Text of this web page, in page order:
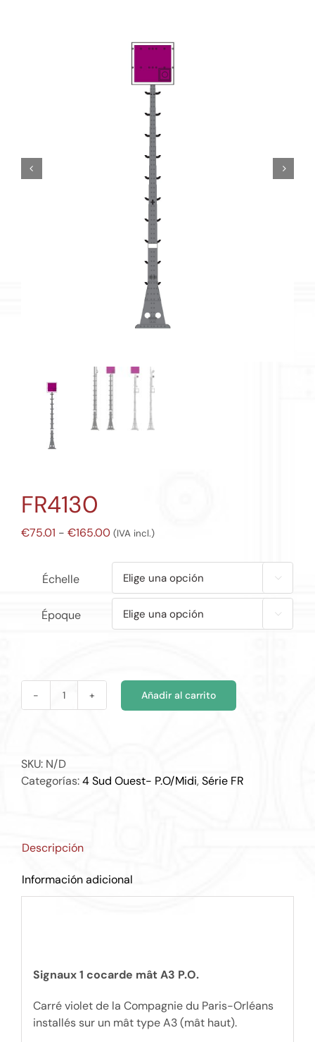
FR4130
€75.01 - €165.00Rango
precios:
desde
€75.01
hasta
€165.00
(IVA incl.)
Échelle 
Époque 
FR4130
Añadir al carrito
SKU: N/D
Categorías:4 Sud Ouest- P.O/Midi,Série FR
Descripción
Información adicional
Signaux 1 cocarde mât A3 P.O.
Carré violet de la Compagnie du Paris-Orléans
installés sur un mât type A3 (mât haut).